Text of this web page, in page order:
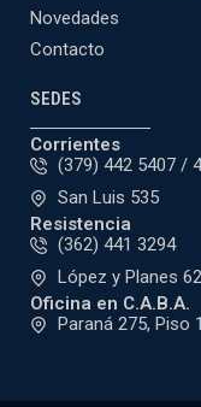
Novedades
Contacto
SEDES
Corrientes
(379) 442 5407 /
San Luis 535
Resistencia
(362) 441 3294
López y Planes
Oficina en C.A.B.A.
Paraná 275, Piso